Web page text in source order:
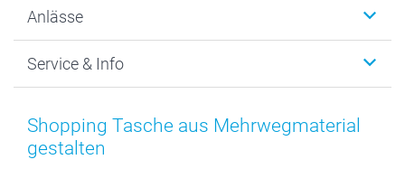
MyNameBook
Fotoabzüge, Fotos als Buch & Poster
Zubehör & Material
Foto-Kalender & Agenden
Warum smartphoto
Datenschutz
AGB
Impressum
Anlässe
Neujahr
Muttertag
Vatertag
Service & Info
Preise und Versandkosten
Lieferfristen
Shopping Tasche aus Mehrwegmaterial
gestalten